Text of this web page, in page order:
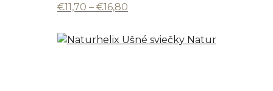
€11,70 – €16,80
€11,70